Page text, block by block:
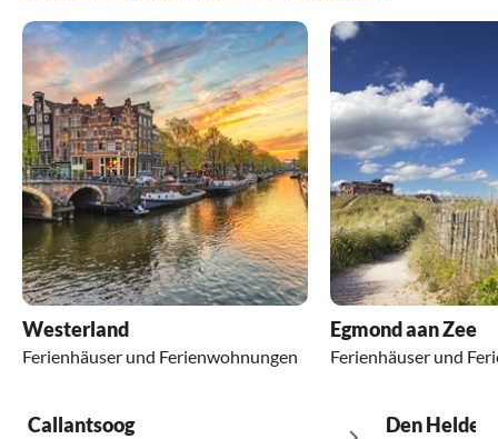
Westerland
Ferienhäuser und Ferienwohnungen
Egmond aan Zee
Ferienhäuser und
Callantsoog Den Helder